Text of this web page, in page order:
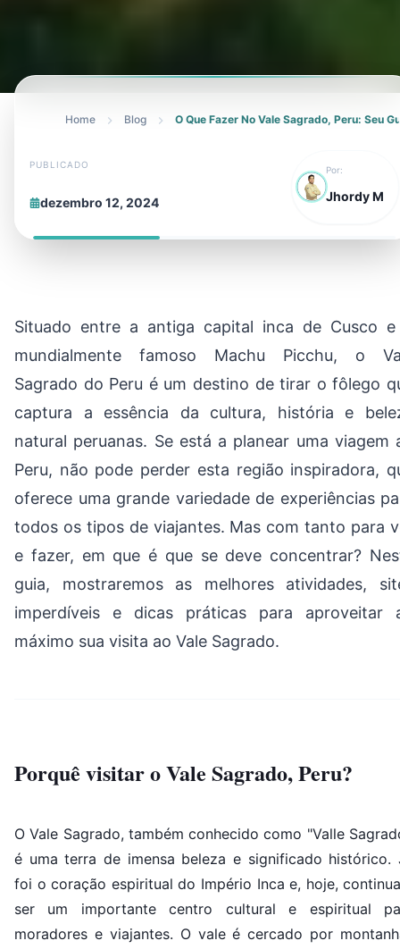
Home Blog O Que Fazer No Vale Sagrado, Peru: Seu
PUBLICADO
dezembro 12, 2024
Por:
Jhordy M
Situado entre a antiga capital inca de Cusco
mundialmente famoso Machu Picchu, o
Sagrado do Peru é um destino de tirar o fôlego
captura a essência da cultura, história e
natural peruanas. Se está a planear uma viagem
Peru, não pode perder esta região inspiradora,
oferece uma grande variedade de experiências
todos os tipos de viajantes. Mas com tanto para
e fazer, em que é que se deve concentrar?
guia, mostraremos as melhores atividades,
imperdíveis e dicas práticas para aproveitar
máximo sua visita ao Vale Sagrado.
Porquê visitar o Vale Sagrado, Peru?
O Vale Sagrado, também conhecido como "Valle
é uma terra de imensa beleza e significado histórico.
foi o coração espiritual do Império Inca e, hoje,
ser um importante centro cultural e espiritual
moradores e viajantes. O vale é cercado por